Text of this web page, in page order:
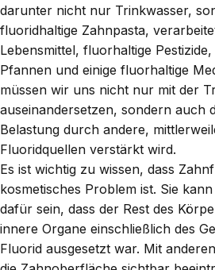
darunter nicht nur Trinkwasser,
fluoridhaltige Zahnpasta,
Lebensmittel, fluorhaltige
Pfannen und einige fluorhaltige
müssen wir uns nicht nur mit der
auseinandersetzen, sondern auch
Belastung durch andere,
Fluoridquellen verstärkt wird.
Es ist wichtig zu wissen, dass
kosmetisches Problem ist. Sie
dafür sein, dass der Rest des
innere Organe einschließlich des
Fluorid ausgesetzt war. Mit